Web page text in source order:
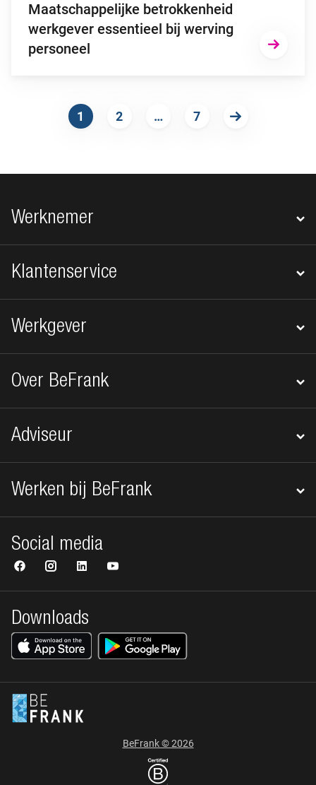
Maatschappelijke betrokkenheid
werkgever essentieel bij werving
personeel
1 2 … 7
Volgende
Footer navigatie
Werknemer
Klantenservice
Werkgever
Over BeFrank
Adviseur
Werken bij BeFrank
Downloads
Social media
BeFrank © 2026